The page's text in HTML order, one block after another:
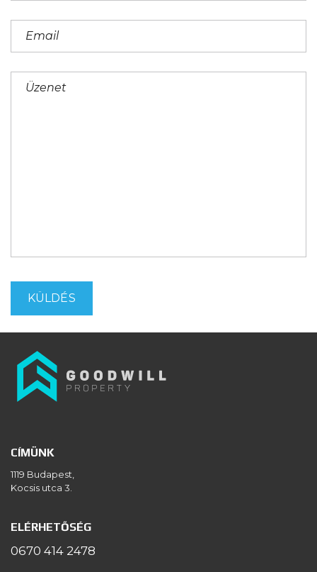
CÍMÜNK
1119 Budapest,
Kocsis utca 3.
ELÉRHETŐSÉG
0670 414 2478